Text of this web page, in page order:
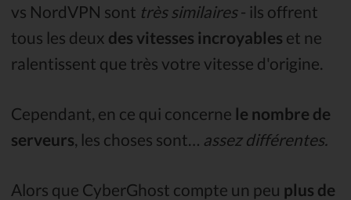
vs NordVPN sont très similaires- ils offrent
tous les deux des vitesses incroyables et ne
ralentissent que très votre vitesse d'origine.
Cependant, en ce qui concerne le nombre de
serveurs , les choses sont… assez différentes.
Alors que CyberGhost compte un peu plus de